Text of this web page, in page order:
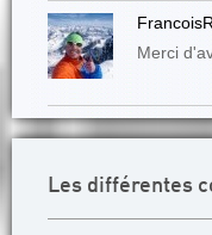
Merci
Les différentes